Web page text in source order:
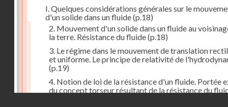
I. Quelques considérations générales sur le
d'un solide dans un fluide(p.18)
2. Mouvement d'un solide dans un fluide au
la terre. Résistance du fluide(p.18)
3. Le régime dans le mouvement de translation
et uniforme. Le principe de relativité de
(p.19)
4. Notion de loi de la résistance d'un fluide. Portée
du concept torseur résultant de la résistance du